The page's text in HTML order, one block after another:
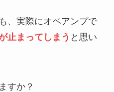
、実際にオペアンプで
止まってしまう と思い
すか？